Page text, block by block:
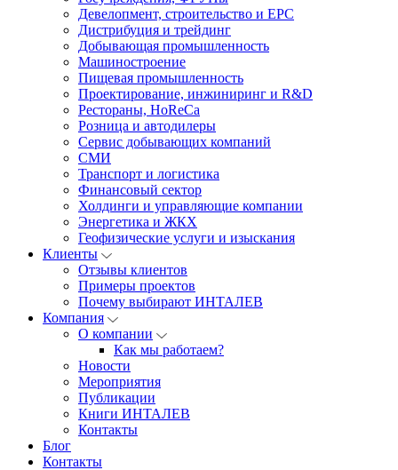
Девелопмент, строительство и EPC
Дистрибуция и трейдинг
Добывающая промышленность
Машиностроение
Пищевая промышленность
Проектирование, инжиниринг и R&D
Рестораны, HoReCa
Розница и автодилеры
Сервис добывающих компаний
СМИ
Транспорт и логистика
Финансовый сектор
Холдинги и управляющие компании
Энергетика и ЖКХ
Геофизические услуги и изыскания
Клиенты
Отзывы клиентов
Примеры проектов
Почему выбирают ИНТАЛЕВ
Компания
О компании
Как мы работаем?
Новости
Мероприятия
Публикации
Книги ИНТАЛЕВ
Контакты
Блог
Контакты